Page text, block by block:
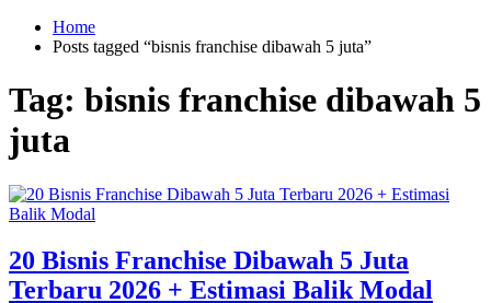
Skip
Home
Posts tagged “bisnis franchise dibawah 5 juta”
Tag: bisnis franchise dibawah 5
juta
20 Bisnis Franchise Dibawah 5 Juta
Terbaru 2026 + Estimasi Balik Modal